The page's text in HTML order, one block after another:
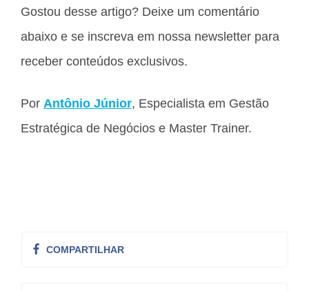
Gostou desse artigo? Deixe um comentário
abaixo e se inscreva em nossa newsletter para
receber conteúdos exclusivos.
Por Antônio Júnior, Especialista em Gestão
Estratégica de Negócios e Master Trainer.
COMPARTILHAR